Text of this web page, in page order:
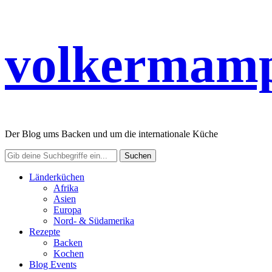
Der Blog ums Backen und um die internationale Küche
Länderküchen
Afrika
Asien
Europa
Nord- & Südamerika
Rezepte
Backen
Kochen
Blog Events